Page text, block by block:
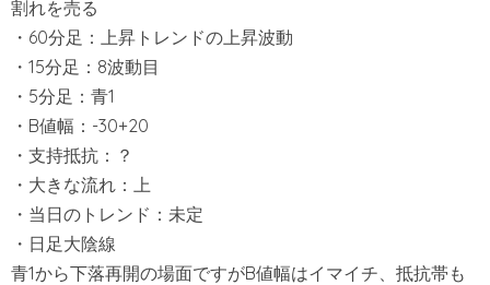
割れを売る
・60分足：上昇トレンドの上昇波動
・15分足：8波動目
・5分足：青1
・B値幅：-30+20
・支持抵抗：？
・大きな流れ：上
・当日のトレンド：未定
・日足大陰線
青1から下落再開の場面ですがB値幅はイマイチ、抵抗帯も